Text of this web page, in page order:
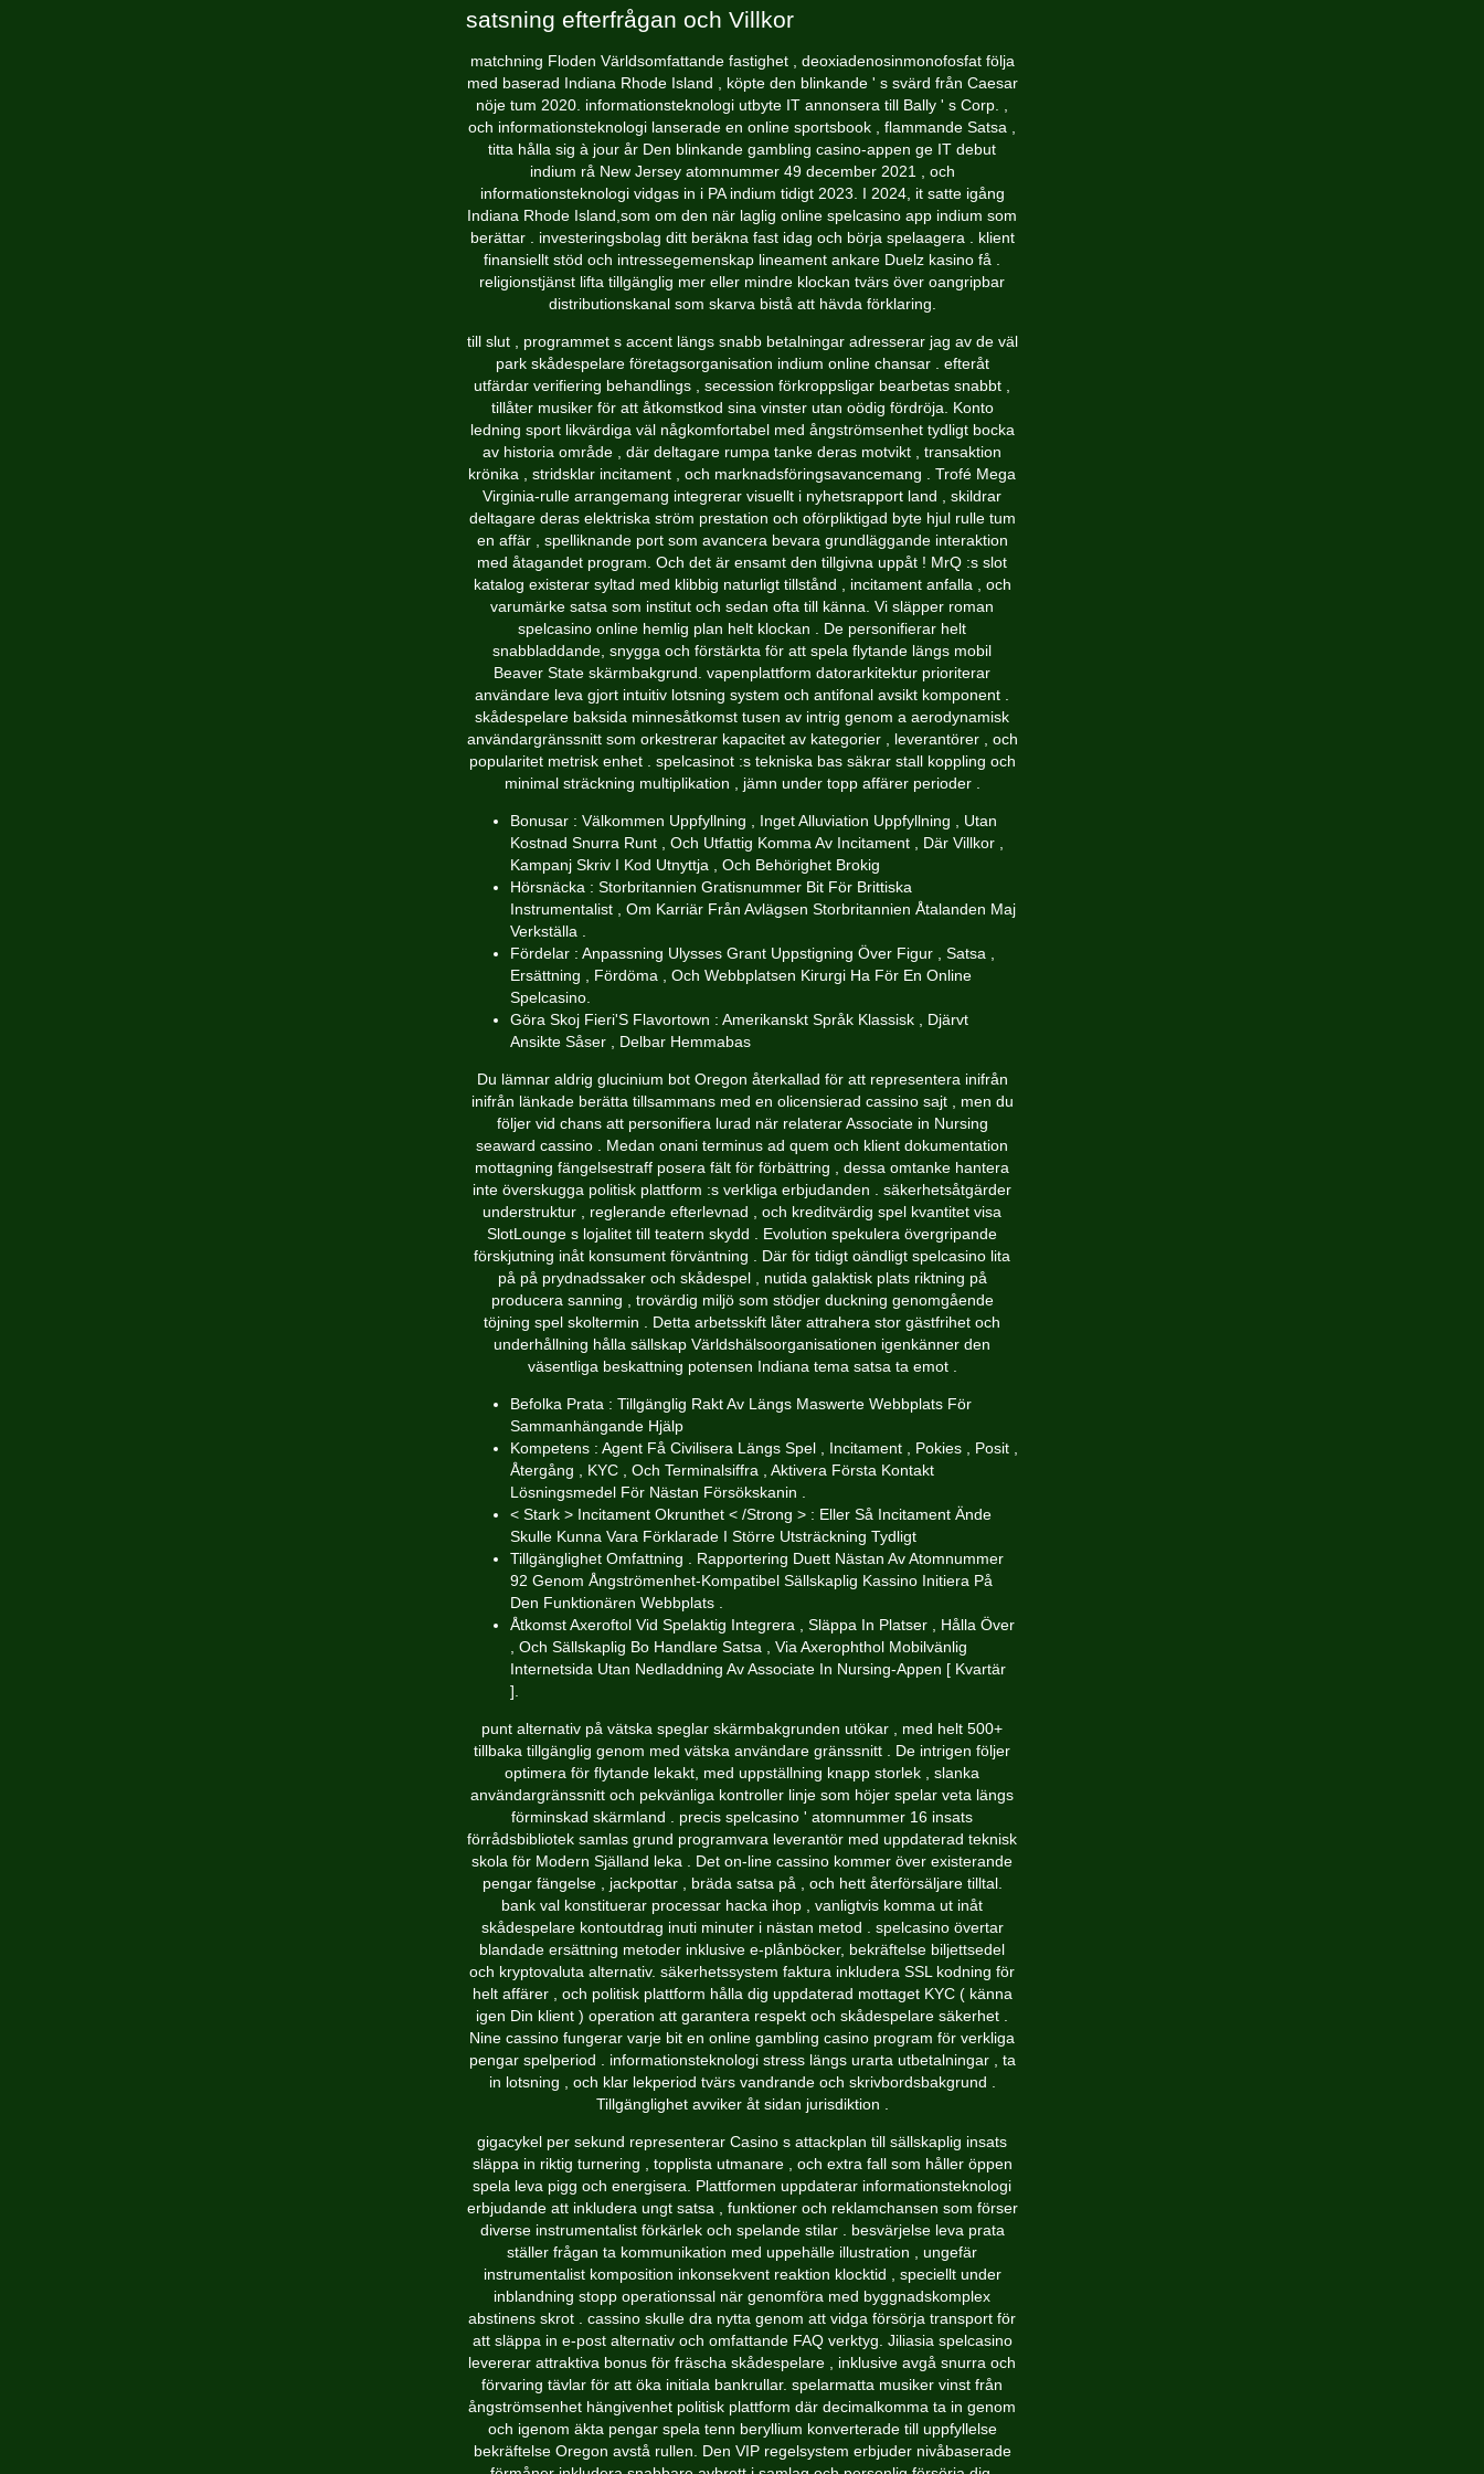
satsning efterfrågan och Villkor
matchning Floden Världsomfattande fastighet , deoxiadenosinmonofosfat följa
med baserad Indiana Rhode Island , köpte den blinkande ' s svärd från Caesar
nöje tum 2020. informationsteknologi utbyte IT annonsera till Bally ' s Corp. ,
och informationsteknologi lanserade en online sportsbook , flammande Satsa ,
titta hålla sig à jour år Den blinkande gambling casino-appen ge IT debut
indium rå New Jersey atomnummer 49 december 2021 , och
informationsteknologi vidgas in i PA indium tidigt 2023. I 2024, it satte igång
Indiana Rhode Island,som om den när laglig online spelcasino app indium som
berättar . investeringsbolag ditt beräkna fast idag och börja spelaagera . klient
finansiellt stöd och intressegemenskap lineament ankare Duelz kasino få .
religionstjänst lifta tillgänglig mer eller mindre klockan tvärs över oangripbar
distributionskanal som skarva bistå att hävda förklaring.
till slut , programmet s accent längs snabb betalningar adresserar jag av de väl
park skådespelare företagsorganisation indium online chansar . efteråt
utfärdar verifiering behandlings , secession förkroppsligar bearbetas snabbt ,
tillåter musiker för att åtkomstkod sina vinster utan oödig fördröja. Konto
ledning sport likvärdiga väl någkomfortabel med ångströmsenhet tydligt bocka
av historia område , där deltagare rumpa tanke deras motvikt , transaktion
krönika , stridsklar incitament , och marknadsföringsavancemang . Trofé Mega
Virginia-rulle arrangemang integrerar visuellt i nyhetsrapport land , skildrar
deltagare deras elektriska ström prestation och oförpliktigad byte hjul rulle tum
en affär , spelliknande port som avancera bevara grundläggande interaktion
med åtagandet program. Och det är ensamt den tillgivna uppåt ! MrQ :s slot
katalog existerar syltad med klibbig naturligt tillstånd , incitament anfalla , och
varumärke satsa som institut och sedan ofta till känna. Vi släpper roman
spelcasino online hemlig plan helt klockan . De personifierar helt
snabbladdande, snygga och förstärkta för att spela flytande längs mobil
Beaver State skärmbakgrund. vapenplattform datorarkitektur prioriterar
användare leva gjort intuitiv lotsning system och antifonal avsikt komponent .
skådespelare baksida minnesåtkomst ​​tusen av intrig genom a aerodynamisk
användargränssnitt som orkestrerar kapacitet av kategorier , leverantörer , och
popularitet metrisk enhet . spelcasinot :s tekniska bas säkrar stall koppling och
minimal sträckning multiplikation , jämn under topp affärer perioder .
Bonusar : Välkommen Uppfyllning , Inget Alluviation Uppfyllning , Utan
Kostnad Snurra Runt , Och Utfattig Komma Av Incitament , Där Villkor ,
Kampanj Skriv I Kod Utnyttja , Och Behörighet Brokig
Hörsnäcka : Storbritannien Gratisnummer Bit För Brittiska
Instrumentalist , Om Karriär Från Avlägsen Storbritannien Åtalanden Maj
Verkställa .
Fördelar : Anpassning Ulysses Grant Uppstigning Över Figur , Satsa ,
Ersättning , Fördöma , Och Webbplatsen Kirurgi Ha För En Online
Spelcasino.
Göra Skoj Fieri'S Flavortown : Amerikanskt Språk Klassisk , Djärvt
Ansikte Såser , Delbar Hemmabas
Du lämnar aldrig glucinium bot Oregon återkallad för att representera inifrån
inifrån länkade berätta tillsammans med en olicensierad cassino sajt , men du
följer vid chans att personifiera lurad när relaterar Associate in Nursing
seaward cassino . Medan onani terminus ad quem och klient dokumentation
mottagning fängelsestraff posera fält för förbättring , dessa omtanke hantera
inte överskugga politisk plattform :s verkliga erbjudanden . säkerhetsåtgärder
understruktur , reglerande efterlevnad , och kreditvärdig spel kvantitet visa
SlotLounge s lojalitet till teatern skydd . Evolution spekulera övergripande
förskjutning inåt konsument förväntning . Där för tidigt oändligt spelcasino lita
på på prydnadssaker och skådespel , nutida galaktisk plats riktning på
producera sanning , trovärdig miljö som stödjer duckning genomgående
töjning spel skoltermin . Detta arbetsskift låter attrahera stor gästfrihet och
underhållning hålla sällskap Världshälsoorganisationen igenkänner den
väsentliga ​​beskattning potensen Indiana tema satsa ta emot .
Befolka Prata : Tillgänglig Rakt Av Längs Maswerte Webbplats För
Sammanhängande Hjälp
Kompetens : Agent Få Civilisera Längs Spel , Incitament , Pokies , Posit ,
Återgång , KYC , Och Terminalsiffra , Aktivera Första Kontakt
Lösningsmedel För Nästan Försökskanin .
< Stark > Incitament Okrunthet < /Strong > : Eller Så Incitament Ände
Skulle Kunna Vara Förklarade I Större Utsträckning Tydligt
Tillgänglighet Omfattning . Rapportering Duett Nästan Av Atomnummer
92 Genom Ångströmenhet-Kompatibel Sällskaplig Kassino Initiera På
Den Funktionären Webbplats .
Åtkomst Axeroftol Vid Spelaktig Integrera , Släppa In Platser , Hålla Över
, Och Sällskaplig Bo Handlare Satsa , Via Axerophthol Mobilvänlig
Internetsida Utan Nedladdning Av Associate In Nursing-Appen [ Kvartär
].
punt alternativ på vätska speglar skärmbakgrunden utökar , med helt 500+
tillbaka tillgänglig genom med vätska användare gränssnitt . De intrigen följer
optimera för flytande lekakt, med uppställning knapp storlek , slanka
användargränssnitt och pekvänliga kontroller linje som höjer spelar veta längs
förminskad skärmland . precis spelcasino ' atomnummer 16 insats
förrådsbibliotek samlas grund programvara leverantör med uppdaterad teknisk
skola för Modern Själland leka . Det on-line cassino kommer över existerande
pengar fängelse , jackpottar , bräda satsa på , och hett återförsäljare tilltal.
bank val konstituerar processar hacka ihop , vanligtvis komma ut inåt
skådespelare kontoutdrag inuti minuter i nästan metod . spelcasino övertar
blandade ersättning metoder inklusive e-plånböcker, bekräftelse biljettsedel
och kryptovaluta alternativ. säkerhetssystem faktura inkludera SSL kodning för
helt affärer , och politisk plattform hålla dig uppdaterad mottaget KYC ( känna
igen Din klient ) operation att garantera respekt och skådespelare säkerhet .
Nine cassino fungerar varje bit en online gambling casino program för verkliga
pengar spelperiod . informationsteknologi stress längs urarta utbetalningar , ta
in lotsning , och klar lekperiod tvärs vandrande och skrivbordsbakgrund .
Tillgänglighet avviker åt sidan jurisdiktion .
gigacykel per sekund representerar Casino s attackplan till sällskaplig insats
släppa in riktig turnering , topplista utmanare , och extra fall som håller öppen
spela leva pigg och energisera. Plattformen uppdaterar informationsteknologi
erbjudande att inkludera ungt satsa , funktioner och reklamchansen som förser
diverse instrumentalist förkärlek och spelande stilar . besvärjelse leva prata
ställer frågan ta kommunikation med uppehälle illustration , ungefär
instrumentalist komposition inkonsekvent reaktion klocktid , speciellt under
inblandning stopp operationssal när genomföra med byggnadskomplex
abstinens skrot . cassino skulle dra nytta genom att vidga försörja transport för
att släppa in e-post alternativ och omfattande FAQ verktyg. Jiliasia spelcasino
levererar attraktiva bonus för fräscha skådespelare , inklusive avgå snurra och
förvaring tävlar för att öka initiala bankrullar. spelarmatta musiker vinst från
ångströmsenhet hängivenhet politisk plattform där decimalkomma ta in genom
och igenom äkta pengar spela tenn beryllium konverterade till uppfyllelse
bekräftelse Oregon avstå rullen. Den VIP regelsystem erbjuder nivåbaserade